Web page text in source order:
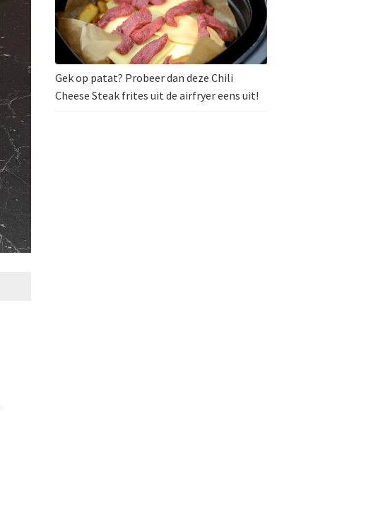
Gek op patat? Probeer dan deze Chili
Cheese Steak frites uit de airfryer eens uit!